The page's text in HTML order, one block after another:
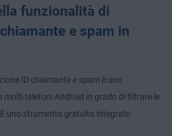
funzionalità di
e spam in
ID chiamante e spam è uno
molti telefoni Android in grado di filtrare le
uno strumento gratuito integrato